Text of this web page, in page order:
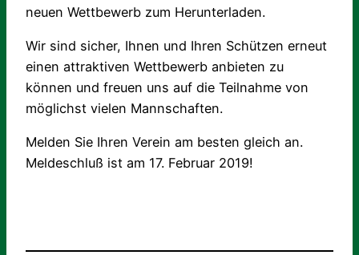
neuen Wettbewerb zum Herunterladen.
Wir sind sicher, Ihnen und Ihren Schützen erneut
einen attraktiven Wettbewerb anbieten zu
können und freuen uns auf die Teilnahme von
möglichst vielen Mannschaften.
Melden Sie Ihren Verein am besten gleich an.
Meldeschluß ist am 17. Februar 2019!